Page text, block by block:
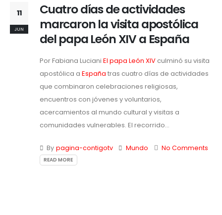
11
JUN
Cuatro días de actividades
marcaron la visita apostólica
del papa León XIV a España
Por Fabiana Luciani El papa León XIV culminó su visita
apostólica a España tras cuatro días de actividades
que combinaron celebraciones religiosas,
encuentros con jóvenes y voluntarios,
acercamientos al mundo cultural y visitas a
comunidades vulnerables. El recorrido...
By pagina-contigotv Mundo No Comments
READ MORE